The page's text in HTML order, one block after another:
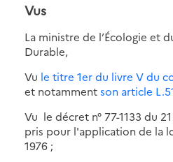
Vus
La ministre de l’Écologie et
Durable,
Vu le titre 1er du livre V du
et notammentson article
Vu le décret n° 77-1133 du
pris pour l'application de la
1976 ;